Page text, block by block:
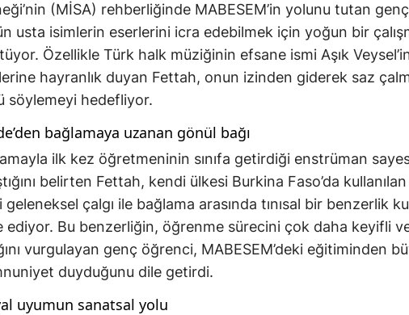
(MİSA) rehberliğinde MABESEM’in yolunu tutan
usta isimlerin eserlerini icra edebilmek için yoğun bir
Özellikle Türk halk müziğinin efsane ismi Aşık
hayranlık duyan Fettah, onun izinden giderek saz
söylemeyi hedefliyor.
bağlamaya uzanan gönül bağı
ilk kez öğretmeninin sınıfa getirdiği enstrüman
belirten Fettah, kendi ülkesi Burkina Faso’da
geleneksel çalgı ile bağlama arasında tınısal bir benzerlik
ediyor. Bu benzerliğin, öğrenme sürecini çok daha keyifli
vurgulayan genç öğrenci, MABESEM’deki eğitiminden
duyduğunu dile getirdi.
uyumun sanatsal yolu